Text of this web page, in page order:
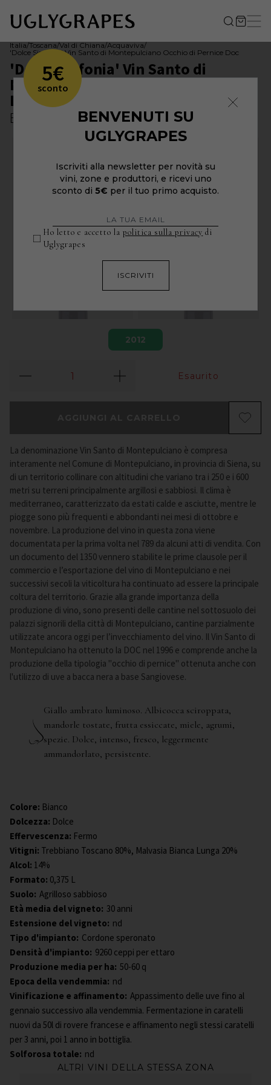
Italia/Toscana/Val di Chiana/Acquaviva/
'Dolce Sinfonia' Vin Santo di Montepulciano Occhio di Pernice Doc
'Dolce Sinfonia' Vin Santo di
Montepulciano Occhio di Pernice
Doc 2012
Bindella
La denominazione Vin Santo di Montepulciano è compresa
interamente nel Comune di Montepulciano, in provincia di Siena, su
di un territorio collinare con altitudini che variano tra i 250 e i 600
metri su terreni principalmente argillosi e sabbiosi. Il clima è
mediterraneo, caratterizzato da estati calde e asciutte, mentre le
piogge sono più frequenti e abbondanti nei mesi di ottobre e
novembre. La produzione del vino in questa zona viene
documentata per la prima volta nel 789 da alcuni atti di vendita. Con
un documento del 1350 vennero stabilite le prime clausole per il
commercio e l’esportazione del vino di Montepulciano e nei
successivi secoli la viticoltura ha continuato ad essere la principale
coltura del territorio. Grazie alla grande importanza della
produzione di vino, sono presenti delle cantine nel sottosuolo dei
palazzi signorili della città di Montepulciano, cantine parzialmente
utilizzate ancora oggi per l’invecchiamento del vino. Il Vin Santo di
Montepulciano ha ottenuto la DOC nel 1996 e comprende anche la
produzione della tipologia "occhio di pernice" ottenuta anche con
l'utilizzo di uve a bacca nera a base Sangiovese.
Giallo ambrato luminoso. Albicocca sciroppata,
mandorle tostate, frutta essiccate, miele, agrumi,
spezie. Dolce, intenso, fresco, leggermente
ammandorlato, persistente.
2012
Esaurito
Colore: Bianco
Dolcezza: Dolce
Effervescenza: Fermo
Vitigni: Trebbiano Toscano 80%, Malvasia Bianca Lunga 20%
Alcol: 14%
Formato: 0,375 L
Suolo: Agrilloso sabbioso
Età media del vigneto: 30 anni
Estensione del vigneto: nd
Tipo d'impianto: Cordone speronato
Densità d'impianto: 9260 ceppi per ettaro
Produzione media per ha: 50-60 q
Epoca della vendemmia: nd
Vinificazione e affinamento: Appassimento delle uve fino al
gennaio successivo alla vendemmia. Fermentazione in caratelli
nuovi da 50l di rovere francese e affinamento negli stessi caratelli
per 3 anni, poi 1 anno in bottiglia.
Solforosa totale: nd
ALTRI VINI DELLA STESSA ZONA
5€
sconto
BENVENUTI SU
UGLYGRAPES
Iscriviti alla newsletter per novità su
vini, zone e produttori, e ricevi uno
sconto di 5€ per il tuo primo acquisto.
Ho letto e accetto lapolitica sulla privacy di
Uglygrapes
ISCRIVITI